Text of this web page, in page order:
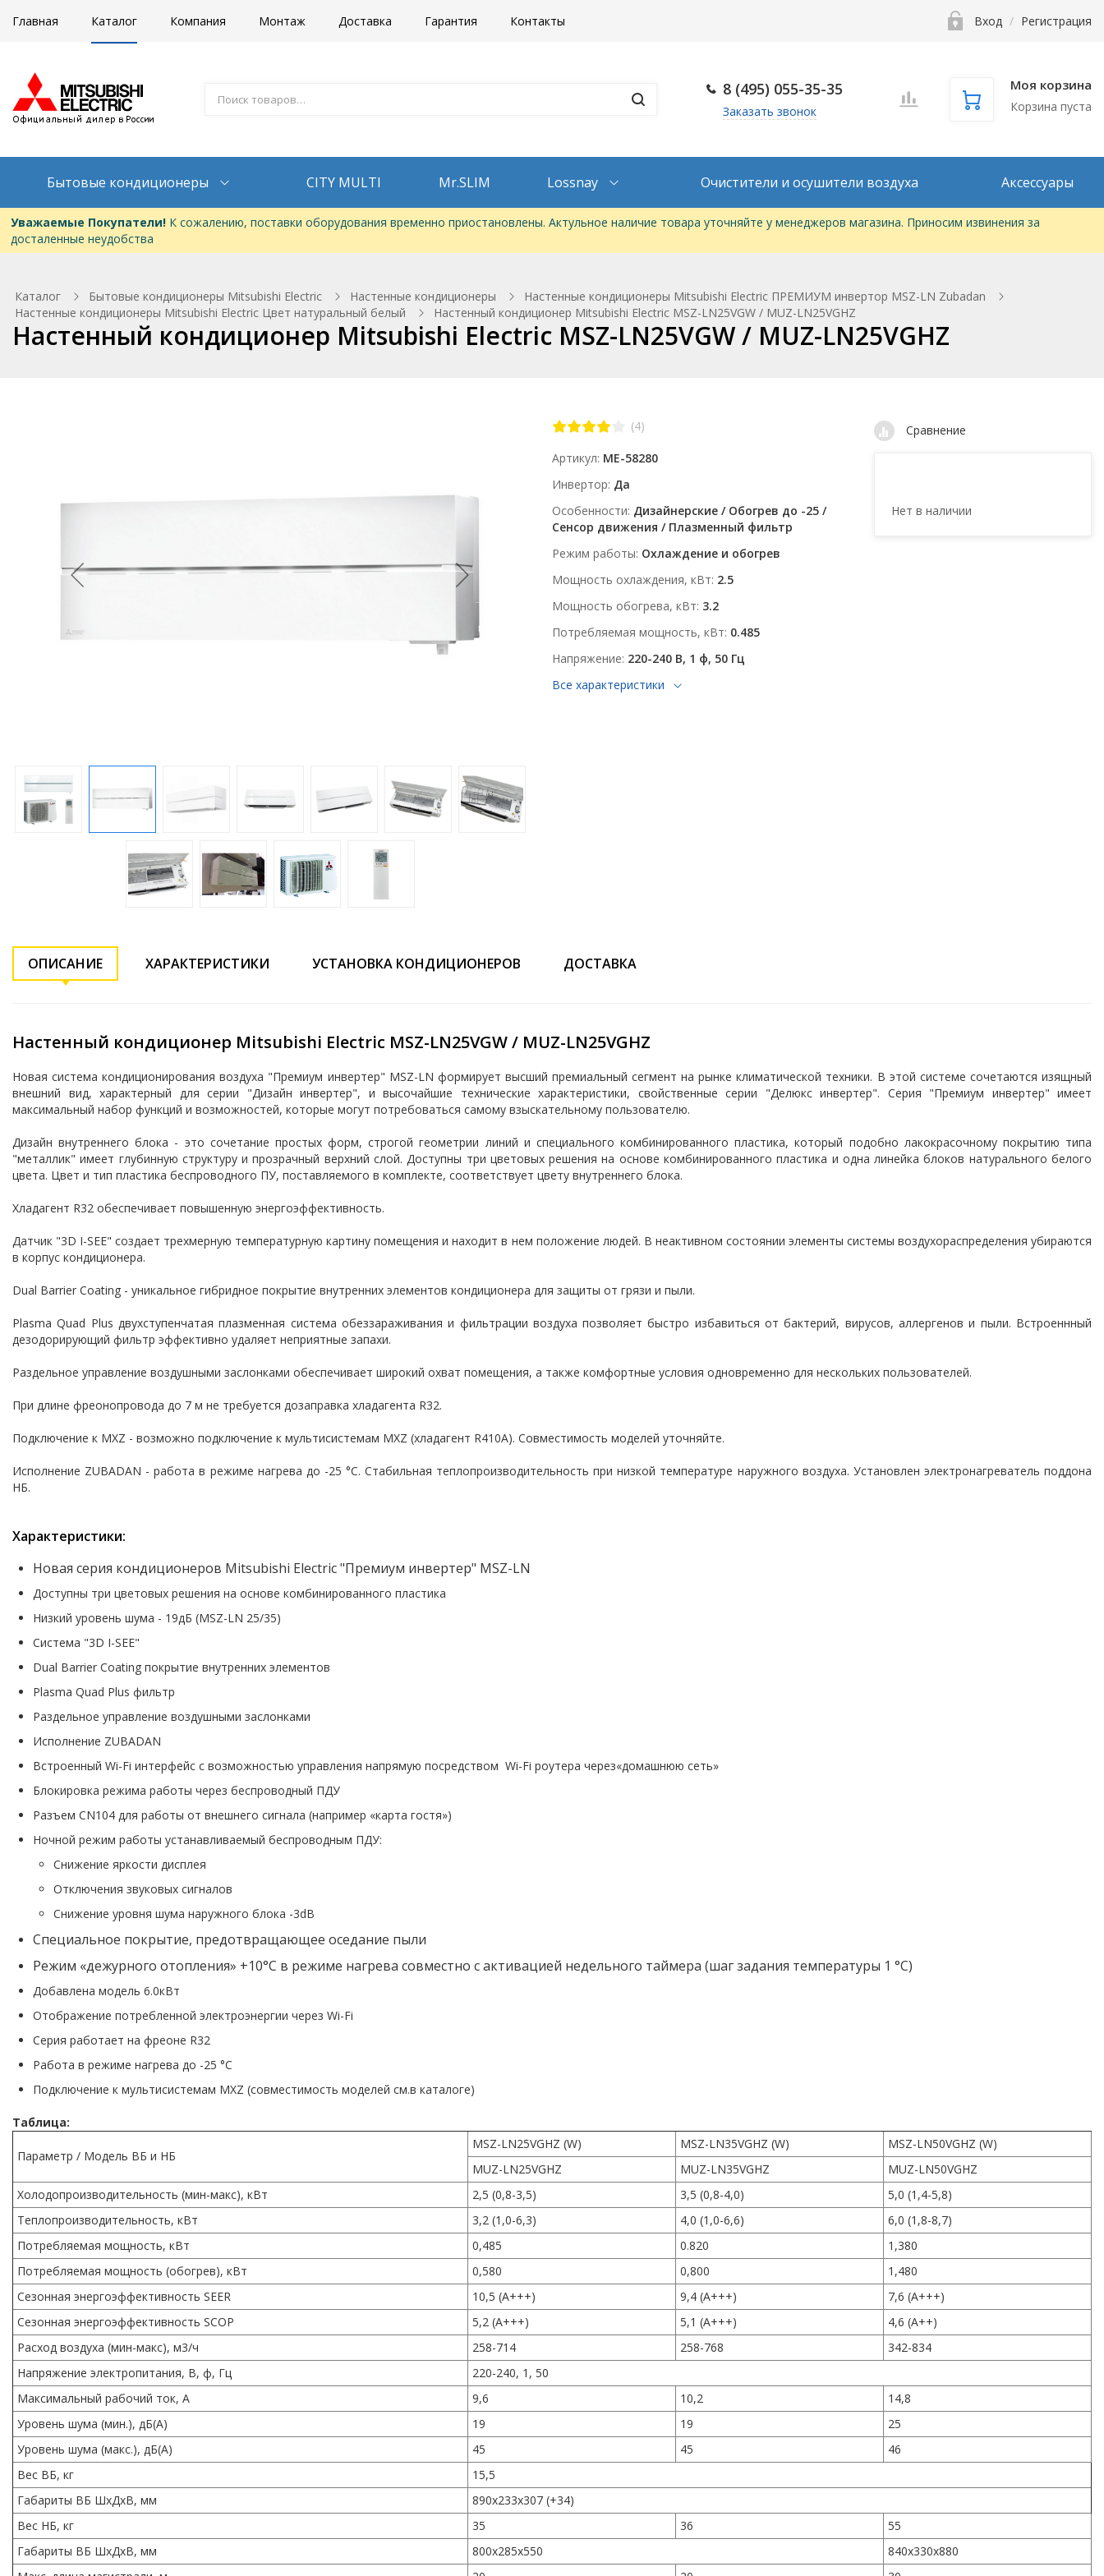
Главная Каталог Компания Монтаж Доставка Гарантия Контакты Вход / Регистрация
8 (495) 055-35-35
Заказать звонок
Моя корзина
Корзина пуста
Бытовые кондиционеры CITY MULTI Mr.SLIM Lossnay Очистители и осушители воздуха Аксессуары
Уважаемые Покупатели!К сожалению, поставки оборудования временно приостановлены. Актульное наличие товара уточняйте у менеджеров магазина. Приносим извинения за
досталенные неудобства
Каталог Бытовые кондиционеры Mitsubishi Electric Настенные кондиционеры
Настенные кондиционеры Mitsubishi Electric ПРЕМИУМ инвертор MSZ-LN Zubadan
Настенные кондиционеры Mitsubishi Electric Цвет натуральный белый
Настенный кондиционер Mitsubishi Electric MSZ-LN25VGW / MUZ-LN25VGHZ
Настенный кондиционер Mitsubishi Electric MSZ-LN25VGW / MUZ-LN25VGHZ
(4)
Артикул ME-58280
Инвертор Да
Особенности Дизайнерские / Обогрев до -25 /
Сенсор движения / Плазменный фильтр
Режим работы Охлаждение и обогрев
Мощность охлаждения, кВт 2.5
Мощность обогрева, кВт 3.2
Потребляемая мощность, кВт 0.485
Напряжение 220-240 В, 1 ф, 50 Гц
Все характеристики
Сравнение
Нет в наличии
ОПИСАНИЕ ХАРАКТЕРИСТИКИ УСТАНОВКА КОНДИЦИОНЕРОВ ДОСТАВКА
Настенный кондиционер Mitsubishi Electric MSZ-LN25VGW / MUZ-LN25VGHZ
Новая система кондиционирования воздуха "Премиум инвертер" MSZ-LN формирует высший премиальный сегмент на рынке климатической техники. В этой системе сочетаются изящный
внешний вид, характерный для серии "Дизайн инвертер", и высочайшие технические характеристики, свойственные серии "Делюкс инвертер". Серия "Премиум инвертер" имеет
максимальный набор функций и возможностей, которые могут потребоваться самому взыскательному пользователю.
Дизайн внутреннего блока - это сочетание простых форм, строгой геометрии линий и специального комбинированного пластика, который подобно лакокрасочному покрытию типа
"металлик" имеет глубинную структуру и прозрачный верхний слой. Доступны три цветовых решения на основе комбинированного пластика и одна линейка блоков натурального белого
цвета. Цвет и тип пластика беспроводного ПУ, поставляемого в комплекте, соответствует цвету внутреннего блока.
Хладагент R32 обеспечивает повышенную энергоэффективность.
Датчик "3D I-SEE" создает трехмерную температурную картину помещения и находит в нем положение людей. В неактивном состоянии элементы системы воздухораспределения убираются
в корпус кондиционера.
Dual Barrier Coating - уникальное гибридное покрытие внутренних элементов кондиционера для защиты от грязи и пыли.
Plasma Quad Plus двухступенчатая плазменная система обеззараживания и фильтрации воздуха позволяет быстро избавиться от бактерий, вирусов, аллергенов и пыли. Встроеннный
дезодорирующий фильтр эффективно удаляет неприятные запахи.
Раздельное управление воздушными заслонками обеспечивает широкий охват помещения, а также комфортные условия одновременно для нескольких пользователей.
При длине фреонопровода до 7 м не требуется дозаправка хладагента R32.
Подключение к MXZ - возможно подключение к мультисистемам MXZ (хладагент R410A). Совместимость моделей уточняйте.
Исполнение ZUBADAN - работа в режиме нагрева до -25 °С. Стабильная теплопроизводительность при низкой температуре наружного воздуха. Установлен электронагреватель поддона
НБ.
Характеристики:
Новая серия кондиционеров Mitsubishi Electric "Премиум инвертер" MSZ-LN
Доступны три цветовых решения на основе комбинированного пластика
Низкий уровень шума - 19дБ (MSZ-LN 25/35)
Система "3D I-SEE"
Dual Barrier Coating покрытие внутренних элементов
Plasma Quad Plus фильтр
Раздельное управление воздушными заслонками
Исполнение ZUBADAN
Встроенный Wi-Fi интерфейс с возможностью управления напрямую посредством Wi-Fi роутера через«домашнюю сеть»
Блокировка режима работы через беспроводный ПДУ
Разъем CN104 для работы от внешнего сигнала (например «карта гостя»)
Ночной режим работы устанавливаемый беспроводным ПДУ:
Снижение яркости дисплея
Отключения звуковых сигналов
Снижение уровня шума наружного блока -3dB
Специальное покрытие, предотвращающее оседание пыли
Режим «дежурного отопления» +10°С в режиме нагрева совместно с активацией недельного таймера (шаг задания температуры 1 °С)
Добавлена модель 6.0кВт
Отображение потребленной электроэнергии через Wi-Fi
Серия работает на фреоне R32
Работа в режиме нагрева до -25 °С
Подключение к мультисистемам MXZ (совместимость моделей см.в каталоге)
Таблица:
Параметр / Модель ВБ и НБ
MSZ-LN25VGHZ (W) MSZ-LN35VGHZ (W)
MSZ-LN50VGHZ (W)
MUZ-LN25VGHZ
MUZ-LN35VGHZ
MUZ-LN50VGHZ
Холодопроизводительность (мин-макс), кВт
2,5 (0,8-3,5) 3,5 (0,8-4,0)
5,0 (1,4-5,8)
Теплопроизводительность, кВт
3,2 (1,0-6,3) 4,0 (1,0-6,6)
6,0 (1,8-8,7)
Потребляемая мощность, кВт
0,485 0.820
1,380
Потребляемая мощность (обогрев), кВт
0,580 0,800
1,480
Сезонная энергоэффективность SEER
10,5 (A+++) 9,4 (A+++)
7,6 (A+++)
Сезонная энергоэффективность SCOP
5,2 (A+++) 5,1 (A+++)
4,6 (A++)
Расход воздуха (мин-макс), м3/ч
258-714 258-768
342-834
Напряжение электропитания, В, ф, Гц
220-240, 1, 50
Максимальный рабочий ток, А
9,6 10,2
14,8
Уровень шума (мин.), дБ(А)
19 19
25
Уровень шума (макс.), дБ(А)
45 45
46
Вес ВБ, кг
15,5
Габариты ВБ ШхДхВ, мм
890х233х307 (+34)
Вес НБ, кг
35 36
55
Габариты ВБ ШхДхВ, мм
800х285х550
840x330x880